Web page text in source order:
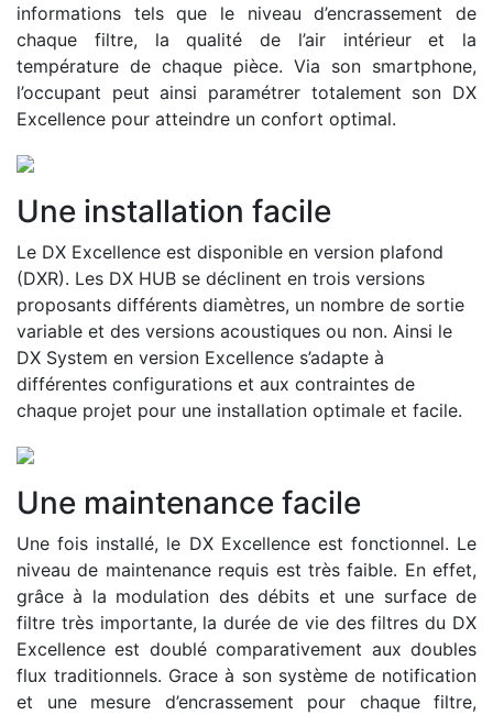
informations tels que le niveau d’encrassement de
chaque filtre, la qualité de l’air intérieur et la
température de chaque pièce. Via son smartphone,
l’occupant peut ainsi paramétrer totalement son DX
Excellence pour atteindre un confort optimal.
Une installation facile
Le DX Excellence est disponible en version plafond
(DXR). Les DX HUB se déclinent en trois versions
proposants différents diamètres, un nombre de sortie
variable et des versions acoustiques ou non. Ainsi le
DX System en version Excellence s’adapte à
différentes configurations et aux contraintes de
chaque projet pour une installation optimale et facile.
Une maintenance facile
Une fois installé, le DX Excellence est fonctionnel. Le
niveau de maintenance requis est très faible. En effet,
grâce à la modulation des débits et une surface de
filtre très importante, la durée de vie des filtres du DX
Excellence est doublé comparativement aux doubles
flux traditionnels. Grace à son système de notification
et une mesure d’encrassement pour chaque filtre,